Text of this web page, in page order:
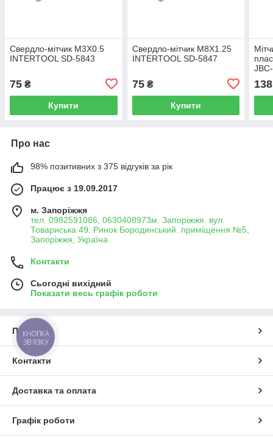
Свердло-мітчик M3X0.5
INTERTOOL SD-5843
75 ₴
Купити
Свердло-мітчик M8X1.25
INTERTOOL SD-5847
75₴
Купити
138
Про нас
98% позитивних з 375 відгуків за рік
Працює з 19.09.2017
м. Запоріжжя
тел. 0982591086, 0630408973м. Запоріжжя. вул.
Товариська 49. Ринок Бородинський. приміщення №5,
Запоріжжя, Україна
Контакти
Сьогодні вихідний
Показати весь графік роботи
Про нас
Контакти
Доставка та оплата
Графік роботи
КНОПКА
ЗВ'ЯЗКУ